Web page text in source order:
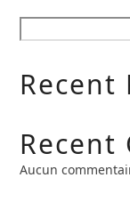
Recent
Recent
Aucun